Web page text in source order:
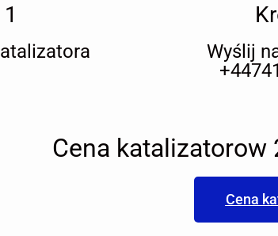
Wyślij
Cena katalizatorow
Cena